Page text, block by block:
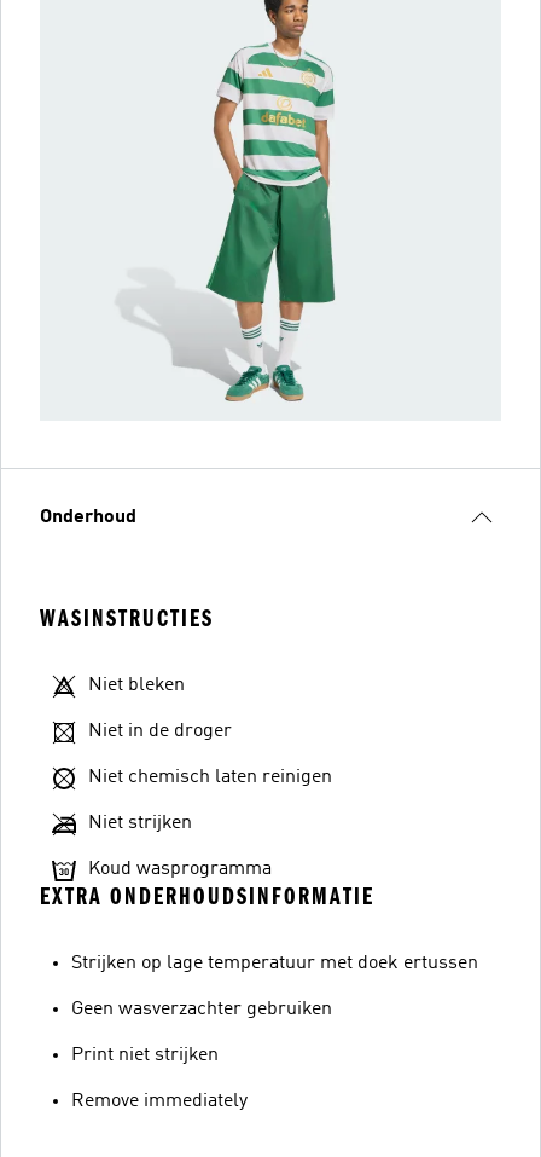
Onderhoud
WASINSTRUCTIES
Niet bleken
Niet in de droger
Niet chemisch laten reinigen
Niet strijken
Koud wasprogramma
EXTRA ONDERHOUDSINFORMATIE
Strijken op lage temperatuur met doek ertussen
Geen wasverzachter gebruiken
Print niet strijken
Remove immediately